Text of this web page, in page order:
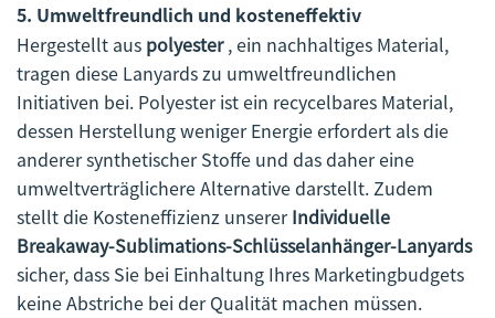
5. Umweltfreundlich und kosteneffektiv
Hergestellt aus polyester, ein nachhaltiges Material,
tragen diese Lanyards zu umweltfreundlichen
Initiativen bei. Polyester ist ein recycelbares Material,
dessen Herstellung weniger Energie erfordert als die
anderer synthetischer Stoffe und das daher eine
umweltverträglichere Alternative darstellt. Zudem
stellt die Kosteneffizienz unsererIndividuelle
Breakaway-Sublimations-Schlüsselanhänger-Lanyards
sicher, dass Sie bei Einhaltung Ihres Marketingbudgets
keine Abstriche bei der Qualität machen müssen.